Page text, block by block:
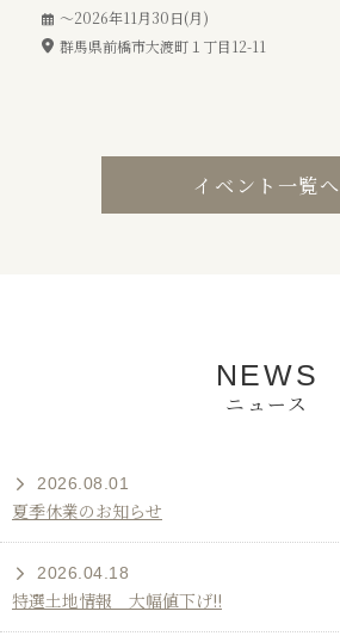
〜2026年11月30日(月)
群馬県前橋市大渡町１丁目12-11
イベント一覧へ
NEWS
ニュース
2026.08.01
夏季休業のお知らせ
2026.04.18
特選土地情報 大幅値下げ!!